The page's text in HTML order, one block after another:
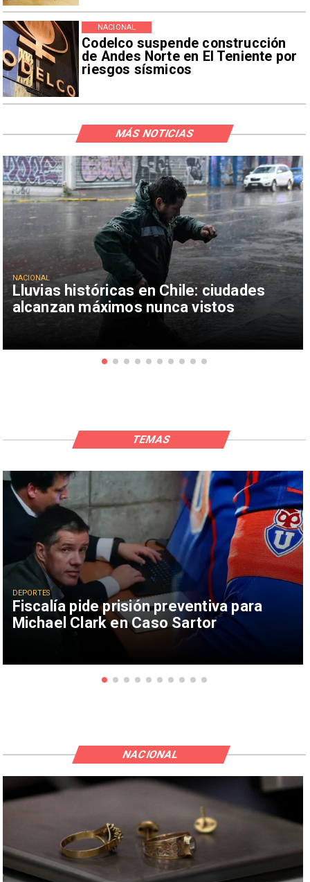
Codelco suspende construcción
de Andes Norte en El Teniente por
riesgos sísmicos
NACIONAL
Lluvias históricas en Chile: ciudades
alcanzan máximos nunca vistos
NACIONAL
MÁS NOTICIAS
Fiscalía pide prisión preventiva para
Michael Clark en Caso Sartor
DEPORTES
TEMAS
NACIONAL